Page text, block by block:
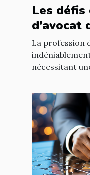
Les
d'avocat
La profession
nécessitant